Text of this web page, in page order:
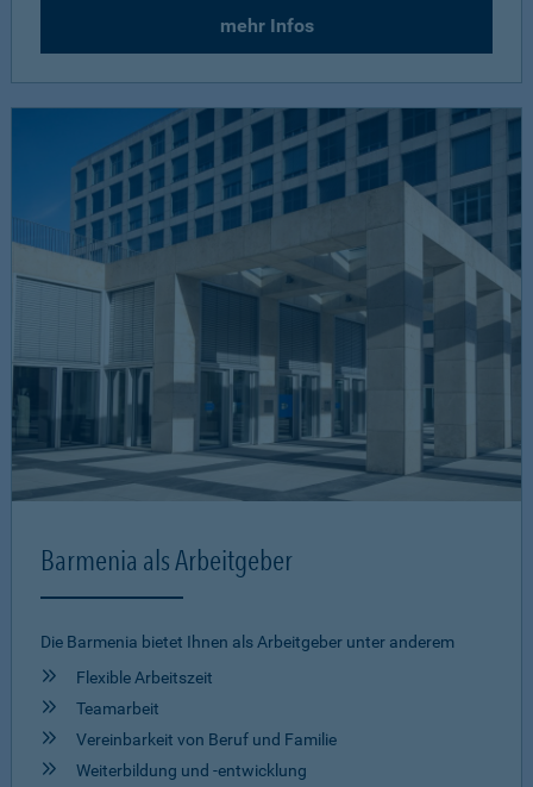
mehr Infos
Barmenia als Arbeitgeber
Die Barmenia bietet Ihnen als Arbeitgeber unter anderem
Flexible Arbeitszeit
Teamarbeit
Vereinbarkeit von Beruf und Familie
Weiterbildung und -entwicklung